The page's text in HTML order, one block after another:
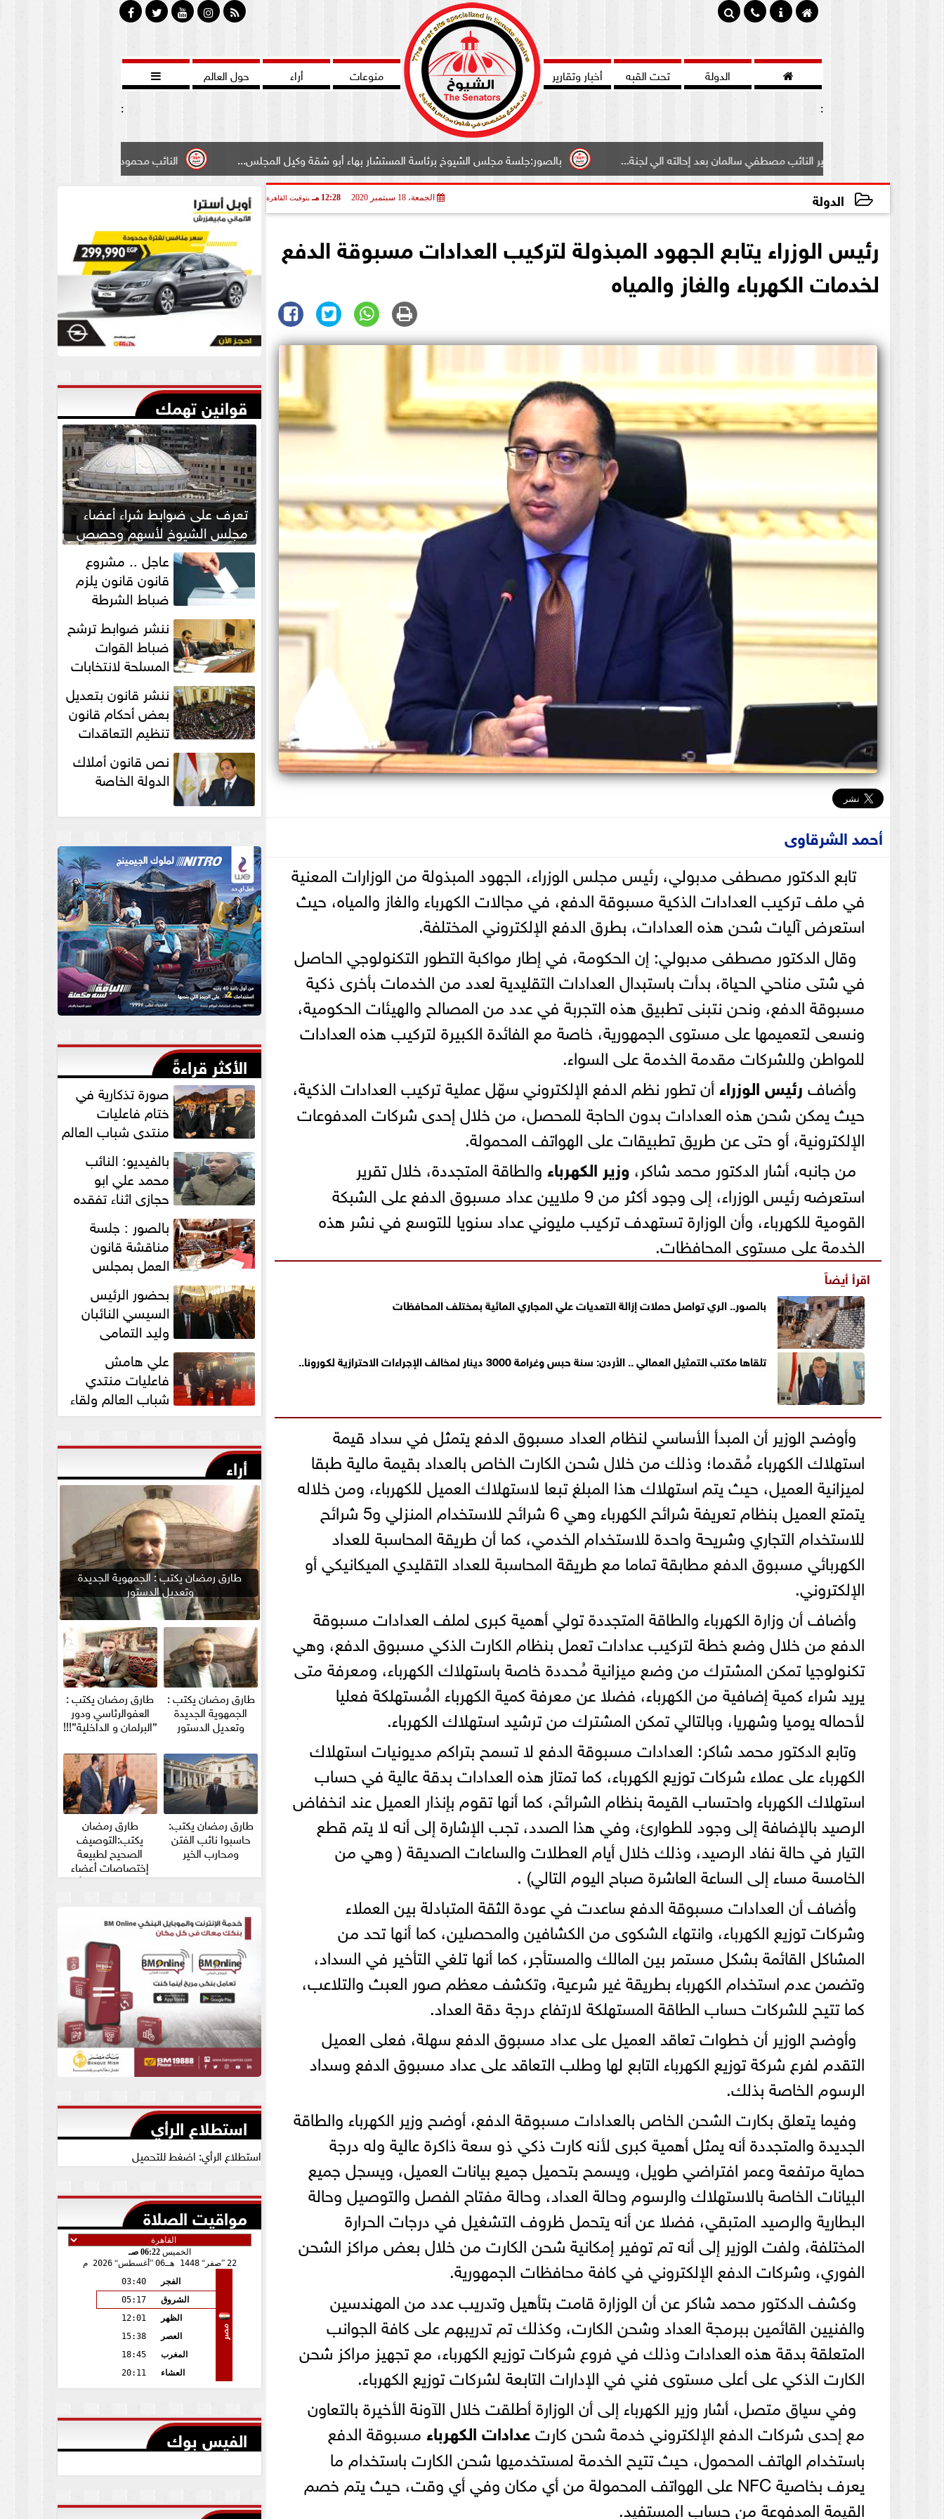
 الدولة تحت القبه أخبار وتقارير منوعات أراء حول العالم

:
:
النائب محمود سامي ”لبوابة الشيوخ”طالبت بادخال بالصور:جلسة مجلس الشيوخ برئاسة المستشار بهاء أبو شقة وكيل المجلس... تعرف علي مصير النائب مصطفي سالمان بعد إحالته الي لجنة...
الدولة الجمعة، 18 سبتمبر 2020 12:28 مـ بتوقيت القاهرة
رئيس الوزراء يتابع الجهود المبذولة لتركيب العدادات مسبوقة الدفع
لخدمات الكهرباء والغاز والمياه
أحمد الشرقاوى
تابع الدكتور مصطفى مدبولي، رئيس مجلس الوزراء، الجهود المبذولة من الوزارات المعنية
في ملف تركيب العدادات الذكية مسبوقة الدفع، في مجالات الكهرباء والغاز والمياه، حيث
استعرض آليات شحن هذه العدادات، بطرق الدفع الإلكتروني المختلفة.
وقال الدكتور مصطفى مدبولي: إن الحكومة، في إطار مواكبة التطور التكنولوجي الحاصل
في شتى مناحي الحياة، بدأت باستبدال العدادات التقليدية لعدد من الخدمات بأخرى ذكية
مسبوقة الدفع، ونحن نتبنى تطبيق هذه التجربة في عدد من المصالح والهيئات الحكومية،
ونسعى لتعميمها على مستوى الجمهورية، خاصة مع الفائدة الكبيرة لتركيب هذه العدادات
للمواطن وللشركات مقدمة الخدمة على السواء.
وأضافرئيس الوزراءأن تطور نظم الدفع الإلكتروني سهّل عملية تركيب العدادات الذكية،
حيث يمكن شحن هذه العدادات بدون الحاجة للمحصل، من خلال إحدى شركات المدفوعات
الإلكترونية، أو حتى عن طريق تطبيقات على الهواتف المحمولة.
من جانبه، أشار الدكتور محمد شاكر،وزير الكهرباء والطاقة المتجددة، خلال تقرير
استعرضه رئيس الوزراء، إلى وجود أكثر من 9 ملايين عداد مسبوق الدفع على الشبكة
القومية للكهرباء، وأن الوزارة تستهدف تركيب مليوني عداد سنويا للتوسع في نشر هذه
الخدمة على مستوى المحافظات.
اقرأ أيضاً
بالصور.. الري تواصل حملات إزالة التعديات علي المجاري المائية بمختلف المحافظات
تلقاها مكتب التمثيل العمالي .. الأردن: سنة حبس وغرامة 3000 دينار لمخالف الإجراءات الاحترازية لكورونا..
وأوضح الوزير أن المبدأ الأساسي لنظام العداد مسبوق الدفع يتمثل في سداد قيمة
استهلاك الكهرباء مُقدما؛ وذلك من خلال شحن الكارت الخاص بالعداد بقيمة مالية طبقا
لميزانية العميل، حيث يتم استهلاك هذا المبلغ تبعا لاستهلاك العميل للكهرباء، ومن خلاله
يتمتع العميل بنظام تعريفة شرائح الكهرباء وهي 6 شرائح للاستخدام المنزلي و5 شرائح
للاستخدام التجاري وشريحة واحدة للاستخدام الخدمي، كما أن طريقة المحاسبة للعداد
الكهربائي مسبوق الدفع مطابقة تماما مع طريقة المحاسبة للعداد التقليدي الميكانيكي أو
الإلكتروني.
وأضاف أن وزارة الكهرباء والطاقة المتجددة تولي أهمية كبرى لملف العدادات مسبوقة
الدفع من خلال وضع خطة لتركيب عدادات تعمل بنظام الكارت الذكي مسبوق الدفع، وهي
تكنولوجيا تمكن المشترك من وضع ميزانية مُحددة خاصة باستهلاك الكهرباء، ومعرفة متى
يريد شراء كمية إضافية من الكهرباء، فضلا عن معرفة كمية الكهرباء المُستهلكة فعليا
لأحماله يوميا وشهريا، وبالتالي تمكن المشترك من ترشيد استهلاك الكهرباء.
وتابع الدكتور محمد شاكر: العدادات مسبوقة الدفع لا تسمح بتراكم مديونيات استهلاك
الكهرباء على عملاء شركات توزيع الكهرباء، كما تمتاز هذه العدادات بدقة عالية في حساب
استهلاك الكهرباء واحتساب القيمة بنظام الشرائح، كما أنها تقوم بإنذار العميل عند انخفاض
الرصيد بالإضافة إلى وجود للطوارئ، وفي هذا الصدد، تجب الإشارة إلى أنه لا يتم قطع
التيار في حالة نفاد الرصيد، وذلك خلال أيام العطلات والساعات الصديقة ( وهي من
الخامسة مساء إلى الساعة العاشرة صباح اليوم التالي) .
وأضاف أن العدادات مسبوقة الدفع ساعدت في عودة الثقة المتبادلة بين العملاء
وشركات توزيع الكهرباء، وانتهاء الشكوى من الكشافين والمحصلين، كما أنها تحد من
المشاكل القائمة بشكل مستمر بين المالك والمستأجر، كما أنها تلغي التأخير في السداد،
وتضمن عدم استخدام الكهرباء بطريقة غير شرعية، وتكشف معظم صور العبث والتلاعب،
كما تتيح للشركات حساب الطاقة المستهلكة لارتفاع درجة دقة العداد.
وأوضح الوزير أن خطوات تعاقد العميل على عداد مسبوق الدفع سهلة، فعلى العميل
التقدم لفرع شركة توزيع الكهرباء التابع لها وطلب التعاقد على عداد مسبوق الدفع وسداد
الرسوم الخاصة بذلك.
وفيما يتعلق بكارت الشحن الخاص بالعدادات مسبوقة الدفع، أوضح وزير الكهرباء والطاقة
الجديدة والمتجددة أنه يمثل أهمية كبرى لأنه كارت ذكي ذو سعة ذاكرة عالية وله درجة
حماية مرتفعة وعمر افتراضي طويل، ويسمح بتحميل جميع بيانات العميل، ويسجل جميع
البيانات الخاصة بالاستهلاك والرسوم وحالة العداد، وحالة مفتاح الفصل والتوصيل وحالة
البطارية والرصيد المتبقي، فضلا عن أنه يتحمل ظروف التشغيل في درجات الحرارة
المختلفة، ولفت الوزير إلى أنه تم توفير إمكانية شحن الكارت من خلال بعض مراكز الشحن
الفوري، وشركات الدفع الإلكتروني في كافة محافظات الجمهورية.
وكشف الدكتور محمد شاكر عن أن الوزارة قامت بتأهيل وتدريب عدد من المهندسين
والفنيين القائمين ببرمجة العداد وشحن الكارت، وكذلك تم تدريبهم على كافة الجوانب
المتعلقة بدقة هذه العدادات وذلك في فروع شركات توزيع الكهرباء، مع تجهيز مراكز شحن
الكارت الذكي على أعلى مستوى فني في الإدارات التابعة لشركات توزيع الكهرباء.
وفي سياق متصل، أشار وزير الكهرباء إلى أن الوزارة أطلقت خلال الآونة الأخيرة بالتعاون
مع إحدى شركات الدفع الإلكتروني خدمة شحن كارتعدادات الكهرباء مسبوقة الدفع
باستخدام الهاتف المحمول، حيث تتيح الخدمة لمستخدميها شحن الكارت باستخدام ما
يعرف بخاصية NFC على الهواتف المحمولة من أي مكان وفي أي وقت، حيث يتم خصم
القيمة المدفوعة من حساب المستفيد.
قوانين تهمك
تعرف على ضوابط شراء أعضاء
مجلس الشيوخ لأسهم وحصص
بالشركات عاجل .. مشروع
قانون قانون يلزم
ضباط الشرطة
بالاستئذان لخوض
انتخابات... ننشر ضوابط ترشح
ضباط القوات
المسلحة لانتخابات
الرئاسة والمجالس
النيابية والمحلية‎ ننشر قانون بتعديل
بعض أحكام قانون
تنظيم التعاقدات
نص قانون أملاك
الدولة الخاصة
الأكثر قراءةً
صورة تذكارية في
ختام فاعليات
منتدي شباب العالم
”التمامي... بالفيديو: النائب
محمد علي ابو
حجازي اثناء تفقده
للكشف علي... بالصور : جلسة
مناقشة قانون
العمل بمجلس
المستشار عبد الوهاب...
بحضور الرئيس
السيسي النائبان
وليد التمامي
يشاركان في قداس عيد...
علي هامش
فاعليات منتدي
شباب العالم ولقاء
النائب وليد التمامي
أراء
طارق رمضان يكتب : الجمهوية الجديدة
وتعديل الدستور
طارق رمضان يكتب :
الجمهوية الجديدة
وتعديل الدستور
طارق رمضان يكتب :
العفوالرئاسي ودور
”البرلمان و الداخلية”!!!
طارق رمضان يكتب:
حاسبوا نائب الفتن
ومحارب الخير
طارق رمضان
يكتب:التوصيف
الصحيح لطبيعة
إختصاصات أعضاء
مجلس الشيوخ والأمين
استطلاع الرأي
استطلاع الرأي: اضغط للتحميل
مواقيت الصلاة
الخميس06:22 صـ
22
صفر 1448 هـ 06 أغسطس 2026 م
مصر
الفجر
03:40
الشروق
05:17
الظهر
12:01
العصر
15:38
المغرب
18:45
العشاء
20:11
الفيس بوك